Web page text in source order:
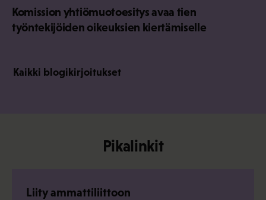
Komission yhtiömuotoesitys avaa tien
työntekijöiden oikeuksien kiertämiselle
Kaikki blogikirjoitukset
Pikalinkit
Liity ammattiliittoon